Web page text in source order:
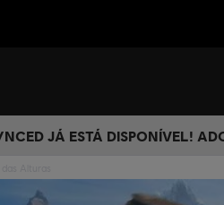
JÁ ESTÁ DISPONÍVEL!